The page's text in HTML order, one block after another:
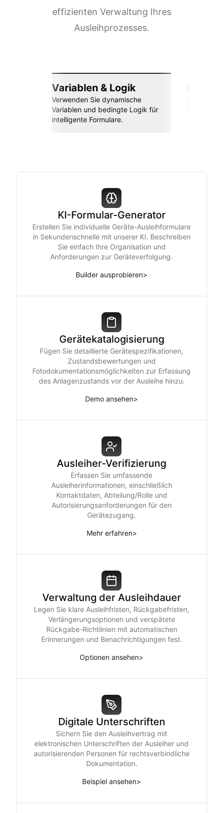
effizienten Verwaltung Ihres
Ausleihprozesses.
Variablen & Logik
Verwenden Sie dynamische
Variablen und bedingte Logik für
intelligente Formulare.
KI-Formular-Generator
Erstellen Sie individuelle Geräte-Ausleihformulare
in Sekundenschnelle mit unserer KI. Beschreiben
Sie einfach Ihre Organisation und
Anforderungen zur Geräteverfolgung.
Builder ausprobieren>
Gerätekatalogisierung
Fügen Sie detaillierte Gerätespezifikationen,
Zustandsbewertungen und
Fotodokumentationsmöglichkeiten zur Erfassung
des Anlagenzustands vor der Ausleihe hinzu.
Demo ansehen>
Ausleiher-Verifizierung
Erfassen Sie umfassende
Ausleiherinformationen, einschließlich
Kontaktdaten, Abteilung/Rolle und
Autorisierungsanforderungen für den
Gerätezugang.
Mehr erfahren>
Verwaltung der Ausleihdauer
Legen Sie klare Ausleihfristen, Rückgabefristen,
Verlängerungsoptionen und verspätete
Rückgabe-Richtlinien mit automatischen
Erinnerungen und Benachrichtigungen fest.
Optionen ansehen>
Digitale Unterschriften
Sichern Sie den Ausleihvertrag mit
elektronischen Unterschriften der Ausleiher und
autorisierenden Personen für rechtsverbindliche
Dokumentation.
Beispiel ansehen>